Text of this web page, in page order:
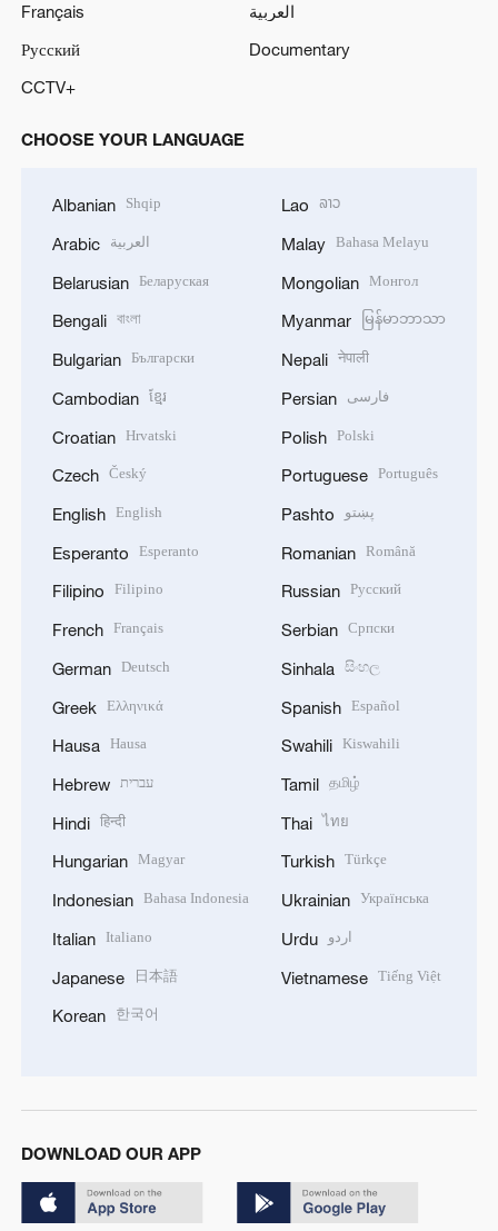
Français
العربية
Русский
Documentary
CCTV+
CHOOSE YOUR LANGUAGE
Albanian Shqip
Arabic العربية
Belarusian Беларуская
Bengali বাংলা
Bulgarian Български
Cambodian ខ្មែរ
Croatian Hrvatski
Czech Český
English English
Esperanto Esperanto
Filipino Filipino
French Français
German Deutsch
Greek Ελληνικά
Hausa Hausa
Hebrew עברית
Hindi हिन्दी
Hungarian Magyar
Indonesian Bahasa Indonesia
Italian Italiano
Japanese 日本語
Korean 한국어
Lao ລາວ
Malay Bahasa Melayu
Mongolian Монгол
Myanmar မြန်မာဘာသာ
Nepali नेपाली
Persian فارسی
Polish Polski
Portuguese Português
Pashto پښتو
Romanian Română
Russian Русский
Serbian Српски
Sinhala සිංහල
Spanish Español
Swahili Kiswahili
Tamil தமிழ்
Thai ไทย
Turkish Türkçe
Ukrainian Українська
Urdu اردو
Vietnamese Tiếng Việt
DOWNLOAD OUR APP